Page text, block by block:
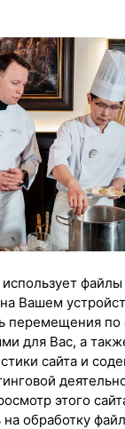
процесс
блюда Китая
семьи,
Вашем
перемещения по
для Вас, а
сайта и
этого
на обработку